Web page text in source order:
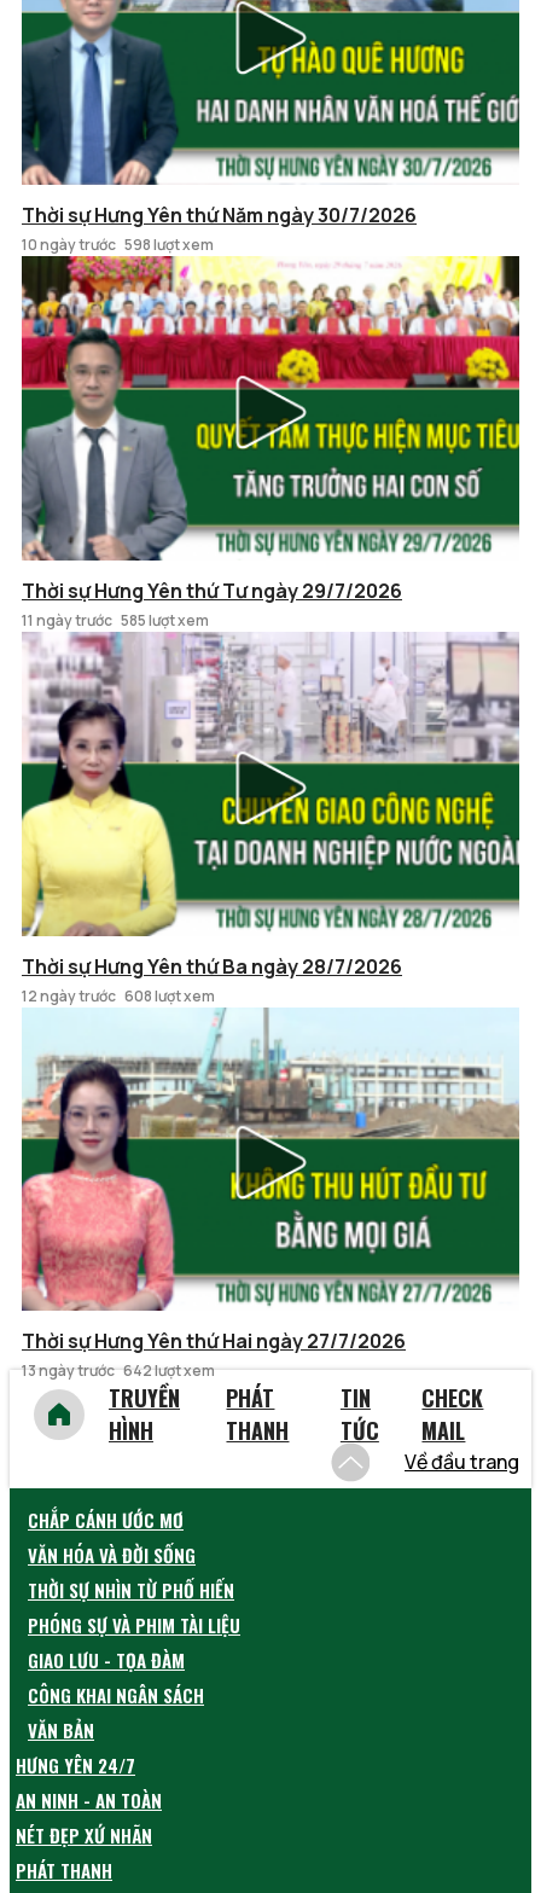
Thời sự Hưng Yên thứ Năm ngày 30/7/2026
10 ngày trước 598 lượt xem
Thời sự Hưng Yên thứ Tư ngày 29/7/2026
11 ngày trước 585 lượt xem
Thời sự Hưng Yên thứ Ba ngày 28/7/2026
12 ngày trước 608 lượt xem
Thời sự Hưng Yên thứ Hai ngày 27/7/2026
13 ngày trước 642 lượt xem
TRUYỀN
HÌNH
PHÁT
THANH
TIN
TỨC
CHECK
MAIL
Về đầu trang
CHẮP CÁNH ƯỚC MƠ
VĂN HÓA VÀ ĐỜI SỐNG
THỜI SỰ NHÌN TỪ PHỐ HIẾN
PHÓNG SỰ VÀ PHIM TÀI LIỆU
GIAO LƯU - TỌA ĐÀM
CÔNG KHAI NGÂN SÁCH
VĂN BẢN
HƯNG YÊN 24/7
AN NINH - AN TOÀN
NÉT ĐẸP XỨ NHÃN
PHÁT THANH